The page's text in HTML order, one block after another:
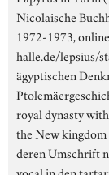
Nicolaische
1972-1973,
halle.de/lepsius/
ägyptischen
royal dynasty
the New kingdom
deren Umschrift
vocal in den